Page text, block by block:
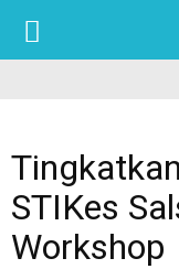
STIKes
Workshop